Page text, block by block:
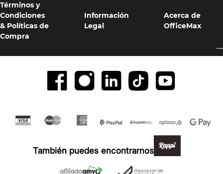
Términos y
Condiciones
& Políticas de
Compra
Información
Legal
Acerca de
OfficeMax
Formas de pago y compra 100% segura
También puedes encontrarnos en: